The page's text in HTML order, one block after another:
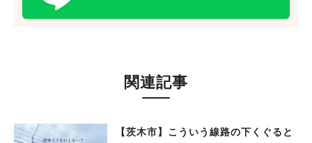
関連記事
【茨木市】こういう線路の下くぐると